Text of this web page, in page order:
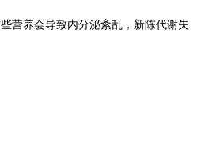
营养会导致内分泌紊乱，新陈代谢失